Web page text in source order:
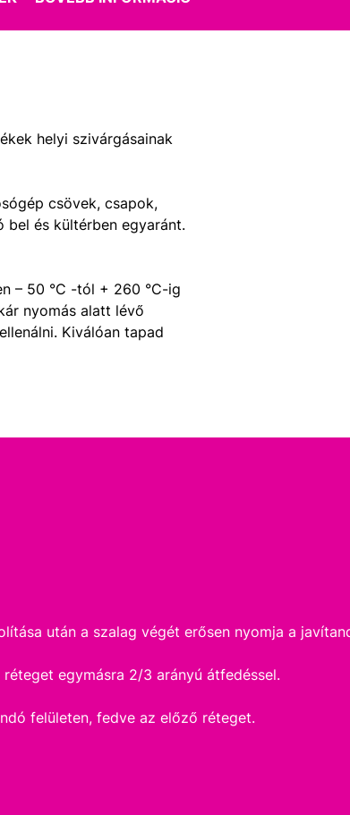
helyi szivárgásainak
csövek, csapok,
bel és kültérben egyaránt.
– 50 °C -tól + 260 °C-ig
nyomás alatt lévő
Kiválóan tapad
után a szalag végét erősen nyomja a
egymásra 2/3 arányú átfedéssel.
felületen, fedve az előző réteget.